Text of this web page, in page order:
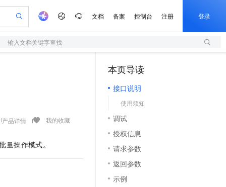
文档 备案 控制台 注册 登录
输入文档关键字查找
产品详情 我的收藏
量操作模式。
本页导读
接口说明
使用须知
调试
授权信息
请求参数
返回参数
示例
平台百炼
语音识别与合成
Qwen3-TTS-Flash
全托管，含MySQL、PostgreSQL、SQL Server、MariaDB多引擎
能体编程平台
轻量应用服务器
数字证书管理服务（原SSL证书）
实现全站HTTPS，呈现可信的WEB访问
短信服务
大数据开发治理平台 DataWorks
服务器，轻松开启游戏
体与工作流应用
Agency Agents：拥有专属领域专家
HappyHorse 打造一站式影视创作平台
漫剧工坊：一站式动画创作平台
快速生产连贯的高质量长漫剧
10 分钟搭建微信、支付宝小程序
高效部署网站，快速应用到小程序
创作，一键激活电商全链路生产力
成，高效打造优质广告素材
AI 活动
AI 生产力先锋
先锋实践拓展 AI 生产力的边界
飞天发布时刻
所见，即是所愿
AI 实训营
从基础到进阶，Agent 创客手把手教你
创新加速
阿里云 OPC 创新助力计划
Token 补贴，五大权
益加速 OPC 成功
专业服务
公司注册
上云迁移
代维服务
计划 服务伙伴合作计划
Al MaaS 服务伙伴赋能合作
伙伴信用分合作计划
更多支持
合作伙伴培训与认证
查询合作伙伴
登录合作伙伴管理后台
开发者社区
镜像站
我要反馈
我要建议
加入我们
校园招聘